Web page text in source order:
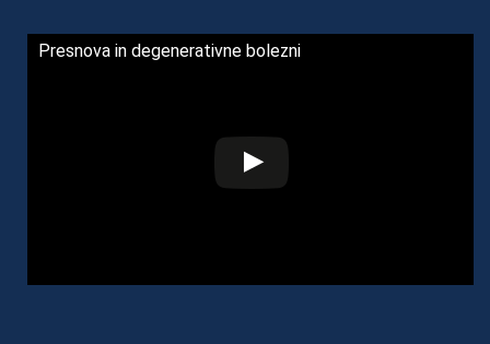
Presnova in degenerativne bolezni